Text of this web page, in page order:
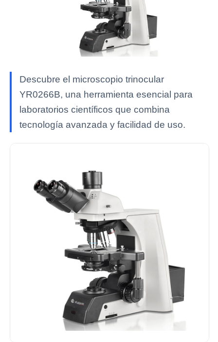
Descubre el microscopio trinocular
YR0266B, una herramienta esencial para
laboratorios científicos que combina
tecnología avanzada y facilidad de uso.